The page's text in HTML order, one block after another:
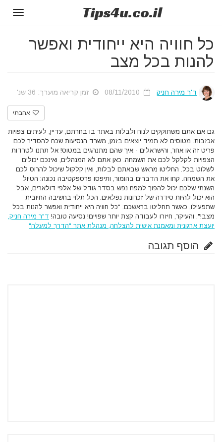
Tips4u.co.il
כל חוויה היא ייחודית ואפשר
להנות בכל מצב
ד'ר מירה חניק זמן קריאה מוערך: 36 שנ'
אהבתי
גם אם אתם משתוקקים לנוח ולבלות באתר בו בחרתם, עדיין, לעיתים צפויות
אכזבות. מטוסים לא תמיד יוצאים בזמן, משרד הנסיעות שכח להסדיר לכם
פריט זה או אחר, והישראלים - איך שהם מתנהגים במטוס! אל תתנו לטרדות
הצפויות לקלקל לכם את השמחה. כאן אתם לא המנהלים, ואינכם יכולים
לשלוט בכל. החליטו מראש שבאתם לבלות, ואין קלקול שיכול להרוס לכם
את השמחה. קחו את הדברים בהומור, ותיפסו פרספקטיבה נכונה: הטיול
השנתי שלכם יכול להפוך למפח נפש בסדר גודל של אלפי דולארים, אבל
הוא יכול להיות סידרה של זכרונות נפלאים. הכל תלוי בחשיבה החיובית
שתפעילו, כאשר תחליטו בראשכם: "כל חוויה היא ייחודית ואפשר להנות בכל
מצב!". והעיקר, חיזרו לעבודה קצת יותר שפויים! נסיעה טובה! ד"ר מירה חניק,
יועצת ארגונית ומאמנת אישית להצלחה, מנהלת אתר "הדרך למעלה"
הוסף תגובה